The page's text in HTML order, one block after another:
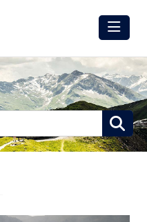
Meldungen
Winter
Media